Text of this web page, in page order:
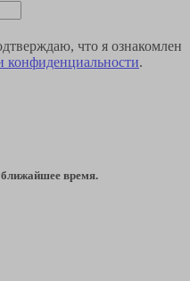
что я ознакомлен
конфиденциальности.
время.